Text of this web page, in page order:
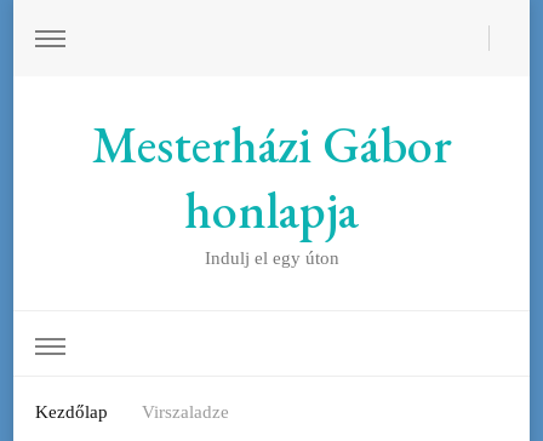
Mesterházi Gábor
honlapja
Indulj el egy úton
Kezdőlap Virszaladze